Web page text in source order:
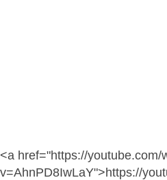
<a href="https://youtube.com/
v=AhnPD8IwLaY">https://